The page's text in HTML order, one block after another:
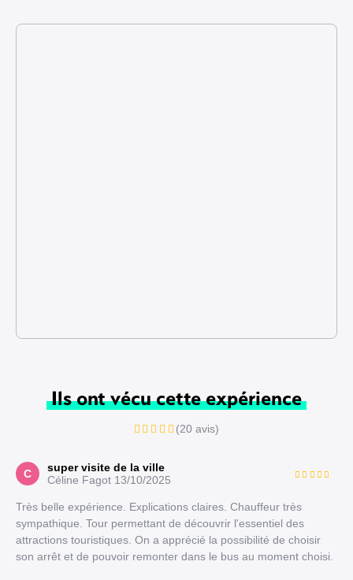
Ils ont vécu cette expérience
(20 avis)
C
super visite de la ville
Céline Fagot 13/10/2025
Très belle expérience. Explications claires. Chauffeur très
sympathique. Tour permettant de découvrir l'essentiel des
attractions touristiques. On a apprécié la possibilité de choisir
son arrêt et de pouvoir remonter dans le bus au moment choisi.